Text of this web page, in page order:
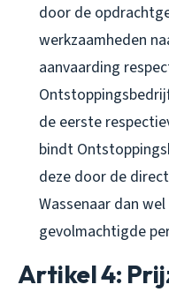
door de
werkzaamheden
aanvaarding
de eerste
bindt
deze door de
Wassenaar dan
gevolmachtigde
Artikel 4: